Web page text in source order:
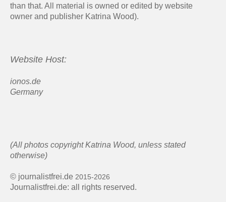
than that. All material is owned or edited by website
owner and publisher Katrina Wood).
Website Host:
ionos.de
Germany
(All photos copyright Katrina Wood, unless stated
otherwise)
© journalistfrei.de 2015-2026
Journalistfrei.de: all rights reserved.